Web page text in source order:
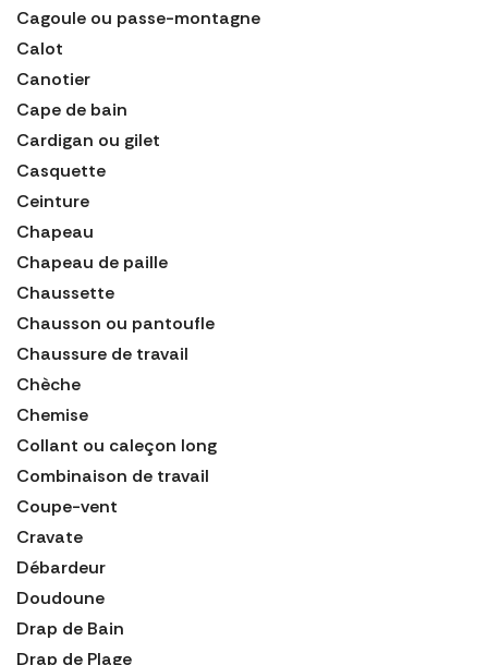
Cagoule ou passe-montagne
Calot
Canotier
Cape de bain
Cardigan ou gilet
Casquette
Ceinture
Chapeau
Chapeau de paille
Chaussette
Chausson ou pantoufle
Chaussure de travail
Chèche
Chemise
Collant ou caleçon long
Combinaison de travail
Coupe-vent
Cravate
Débardeur
Doudoune
Drap de Bain
Drap de Plage